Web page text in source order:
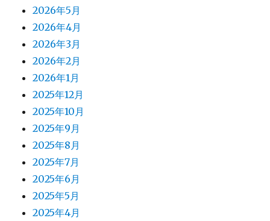
2026年5月
2026年4月
2026年3月
2026年2月
2026年1月
2025年12月
2025年10月
2025年9月
2025年8月
2025年7月
2025年6月
2025年5月
2025年4月